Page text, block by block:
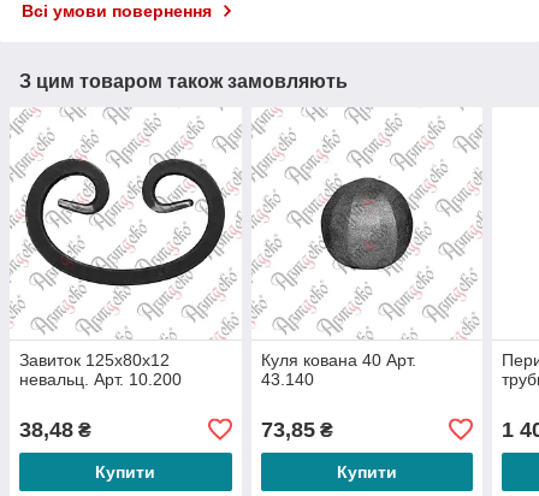
Всі умови повернення
З цим товаром також замовляють
Завиток 125х80х12
невальц. Арт. 10.200
38,48 ₴
Купити
Куля кована 40 Арт.
43.140
73,85₴
Купити
1